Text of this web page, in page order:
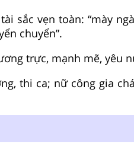
sắc vẹn toàn: “mày
chuyển”.
trực, mạnh mẽ, yêu
thi ca; nữ công gia